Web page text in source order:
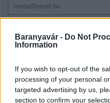
Baranyavár - Do Not
Information
If you wish to opt-out of the
processing of your personal
targeted advertising by us,
section to confirm your
szabályzatot!